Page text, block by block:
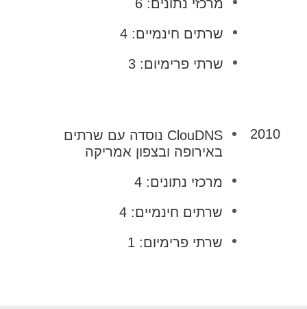
שרתים חינמיים: 4
שרתי פרימיום: 3
2010
ClouDNS נוסדה עם שרתים
באירופה ובצפון אמריקה
מרכזי נתונים: 4
שרתים חינמיים: 4
שרתי פרימיום: 1